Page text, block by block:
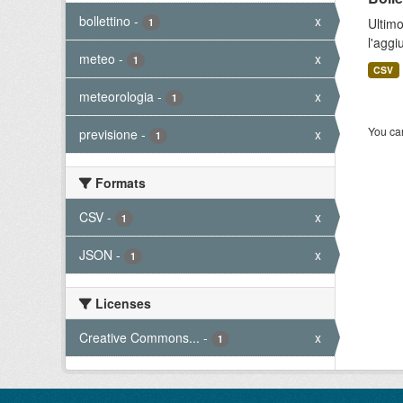
bollettino - 1 x
meteo - 1 x
meteorologia - 1 x
previsione - 1 x
Formats
CSV - 1 x
JSON - 1 x
Licenses
Creative Commons... - 1 x
CSV
You